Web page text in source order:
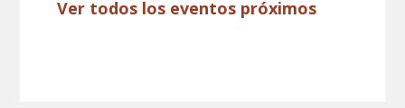
Ver todos los eventos próximos